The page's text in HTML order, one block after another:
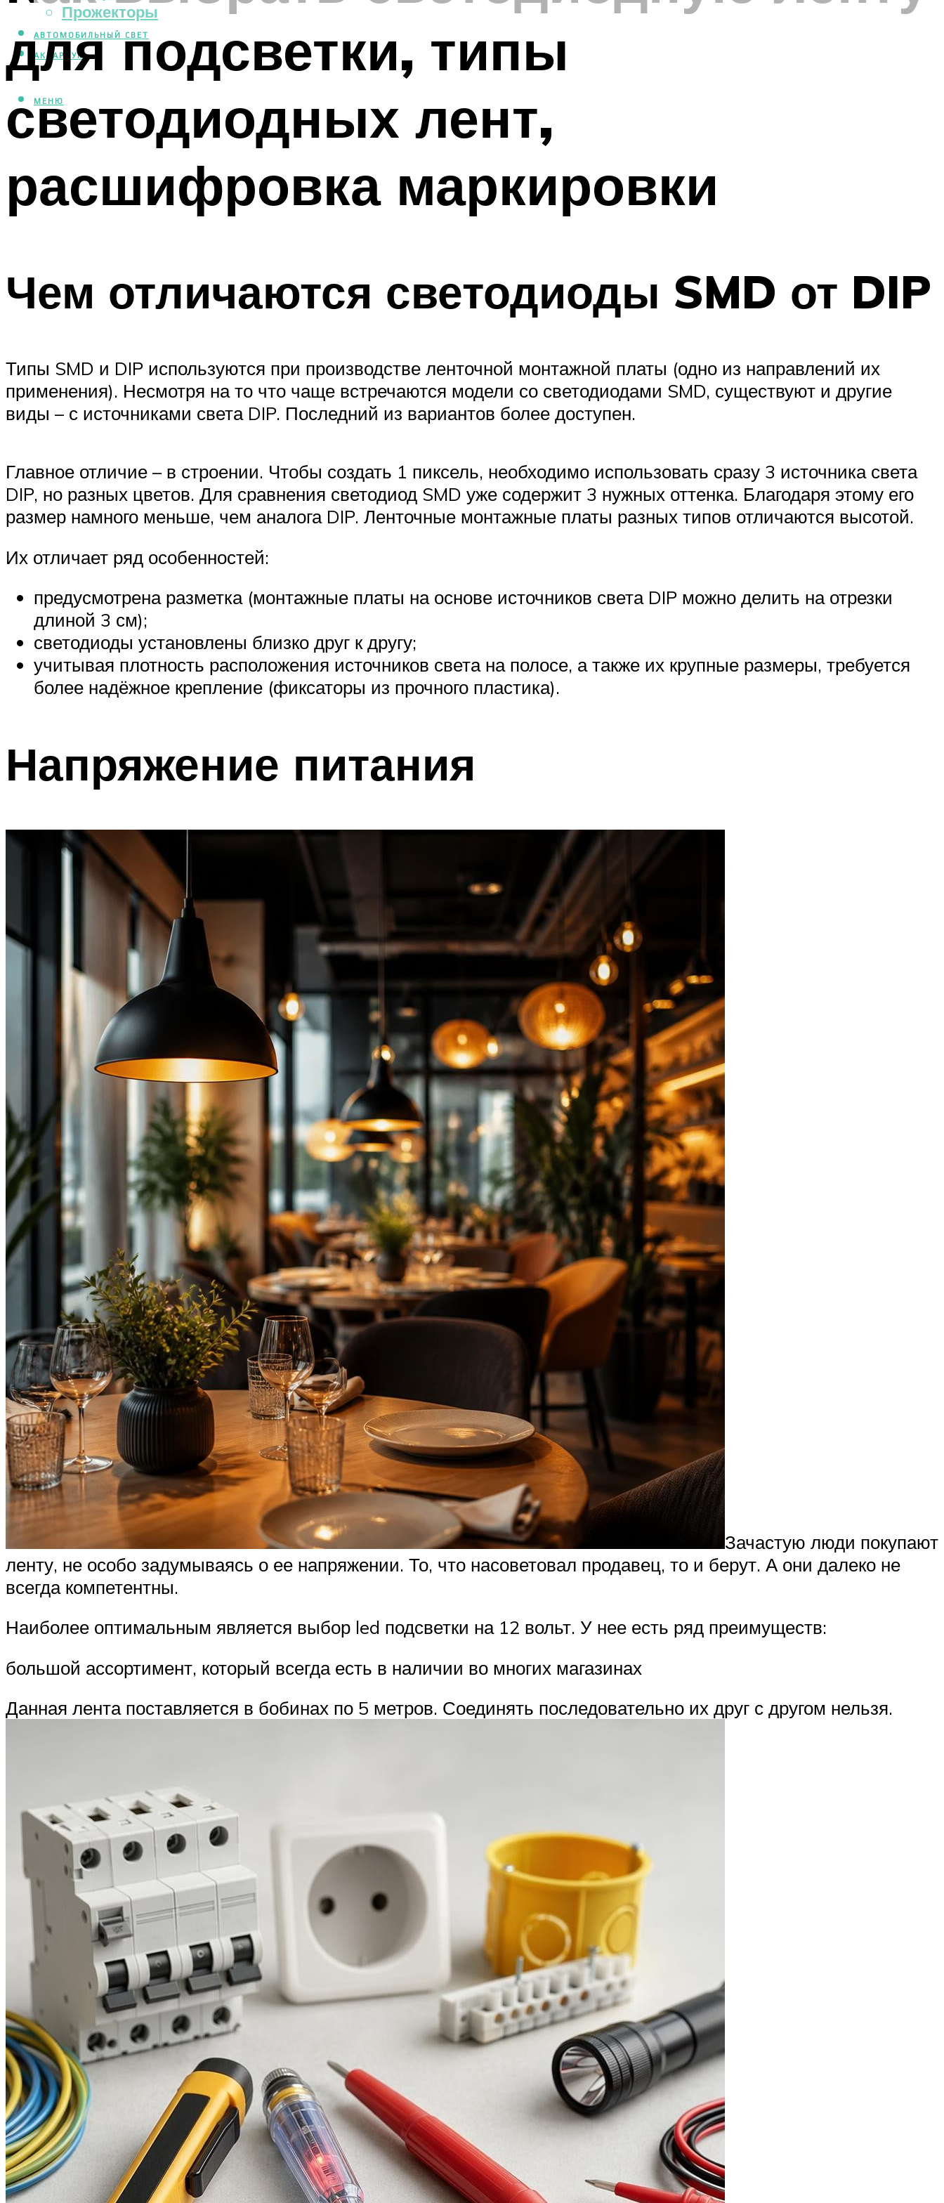
Прожекторы
АВТОМОБИЛЬНЫЙ СВЕТ
АКВАРИУМ
МЕНЮ
для подсветки, типы
светодиодных лент,
расшифровка маркировки
Чем отличаются светодиоды SMD от DIP
Типы SMD и DIP используются при производстве ленточной монтажной платы (одно из направлений их
применения). Несмотря на то что чаще встречаются модели со светодиодами SMD, существуют и другие
виды – с источниками света DIP. Последний из вариантов более доступен.
Главное отличие – в строении. Чтобы создать 1 пиксель, необходимо использовать сразу 3 источника света
DIP, но разных цветов. Для сравнения светодиод SMD уже содержит 3 нужных оттенка. Благодаря этому его
размер намного меньше, чем аналога DIP. Ленточные монтажные платы разных типов отличаются высотой.
Их отличает ряд особенностей:
предусмотрена разметка (монтажные платы на основе источников света DIP можно делить на отрезки
длиной 3 см);
светодиоды установлены близко друг к другу;
учитывая плотность расположения источников света на полосе, а также их крупные размеры, требуется
более надёжное крепление (фиксаторы из прочного пластика).
Напряжение питания
Зачастую люди покупают
ленту, не особо задумываясь о ее напряжении. То, что насоветовал продавец, то и берут. А они далеко не
всегда компетентны.
Наиболее оптимальным является выбор led подсветки на 12 вольт. У нее есть ряд преимуществ:
большой ассортимент, который всегда есть в наличии во многих магазинах
Данная лента поставляется в бобинах по 5 метров. Соединять последовательно их друг с другом нельзя.